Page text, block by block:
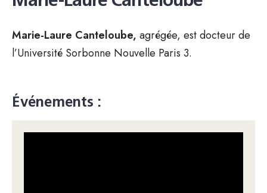
Marie-Laure Canteloube, agrégée, est docteur de
l’Université Sorbonne Nouvelle Paris 3.
Événements :